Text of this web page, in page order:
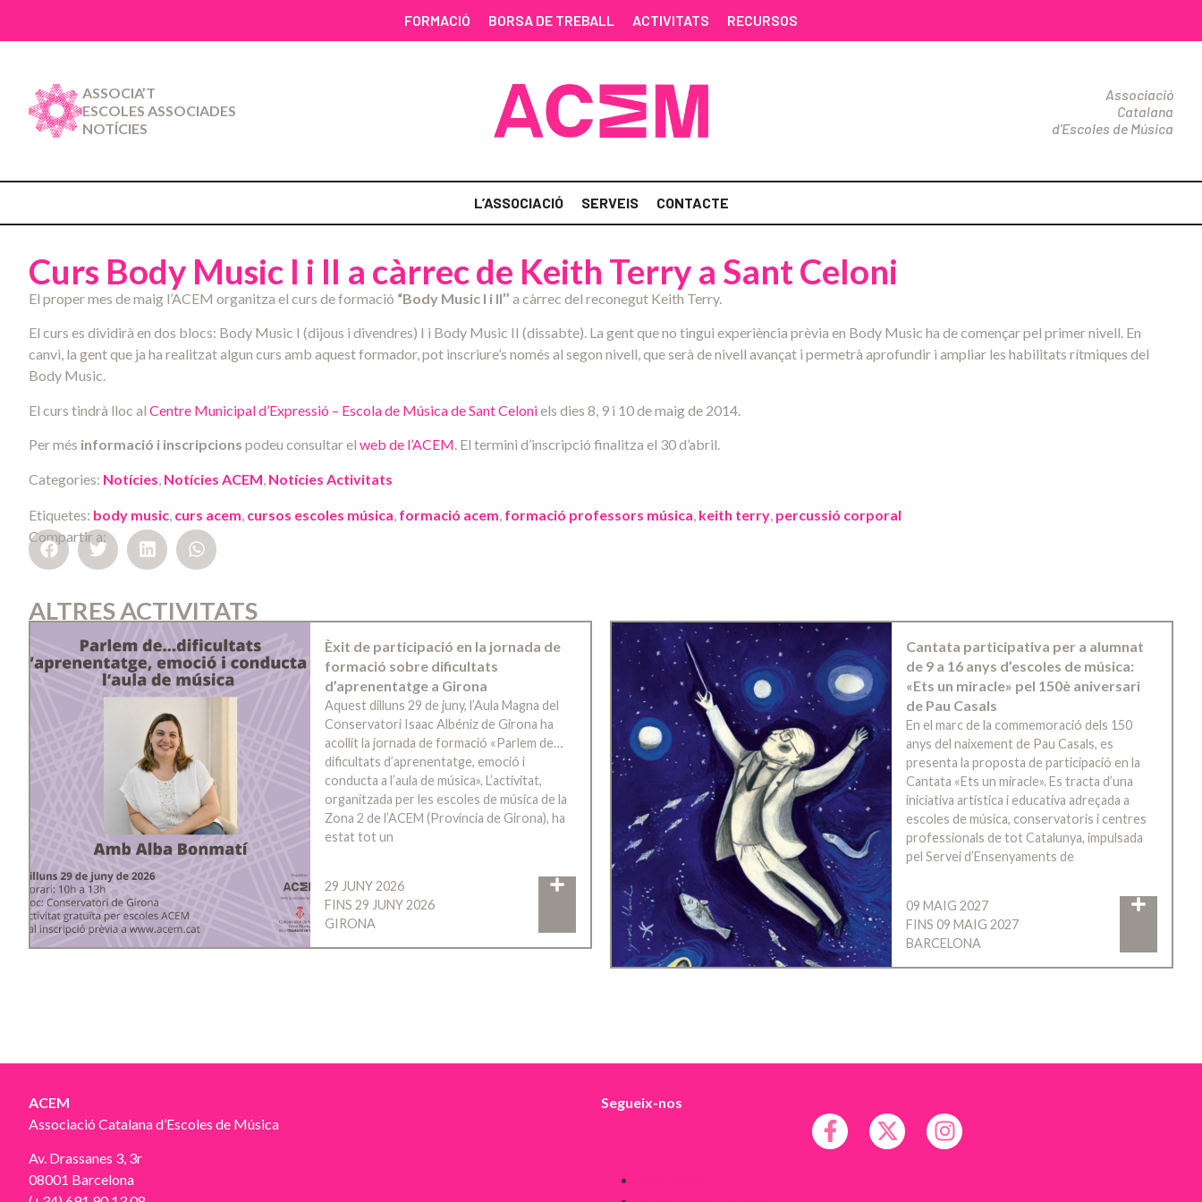
FORMACIÓ BORSA DE TREBALL ACTIVITATS RECURSOS
ASSOCIA’T
ESCOLES ASSOCIADES
NOTÍCIES
Associació
Catalana
d'Escoles de Música
L’ASSOCIACIÓ SERVEIS CONTACTE
Curs Body Music I i II a càrrec de Keith Terry a Sant Celoni
El proper mes de maig l’ACEM organitza el curs de formació “Body Music I i II″a càrrec del reconegut Keith Terry.
El curs es dividirà en dos blocs: Body Music I (dijous i divendres) I i Body Music II (dissabte). La gent que no tingui experiència prèvia en Body Music ha de començar pel primer nivell. En
canvi, la gent que ja ha realitzat algun curs amb aquest formador, pot inscriure’s només al segon nivell, que serà de nivell avançat i permetrà aprofundir i ampliar les habilitats rítmiques del
Body Music.
El curs tindrà lloc al Centre Municipal d’Expressió – Escola de Música de Sant Celoniels dies 8, 9 i 10 de maig de 2014.
Per més informació i inscripcions podeu consultar el web de l’ACEM. El termini d’inscripció finalitza el 30 d’abril.
Categories: Notícies Notícies ACEM Notícies Activitats
Etiquetes: body music curs acem cursos escoles música formació acem formació professors música keith terry percussió corporal
Compartir a:
ALTRES ACTIVITATS
Èxit de participació en la jornada de
formació sobre dificultats
d’aprenentatge a Girona
Aquest dilluns 29 de juny, l’Aula Magna del
Conservatori Isaac Albéniz de Girona ha
acollit la jornada de formació «Parlem de…
dificultats d’aprenentatge, emoció i
conducta a l’aula de música». L’activitat,
organitzada per les escoles de música de la
Zona 2 de l’ACEM (Província de Girona), ha
estat tot un
29 JUNY 2026
FINS 29 JUNY 2026
GIRONA
Cantata participativa per a alumnat
de 9 a 16 anys d’escoles de música:
«Ets un miracle» pel 150è aniversari
de Pau Casals
En el marc de la commemoració dels 150
anys del naixement de Pau Casals, es
presenta la proposta de participació en la
Cantata «Ets un miracle». Es tracta d’una
iniciativa artística i educativa adreçada a
escoles de música, conservatoris i centres
professionals de tot Catalunya, impulsada
pel Servei d’Ensenyaments de
09 MAIG 2027
FINS 09 MAIG 2027
BARCELONA
ACEM
Associació Catalana d’Escoles de Música
Av. Drassanes 3, 3r
08001 Barcelona
Segueix-nos